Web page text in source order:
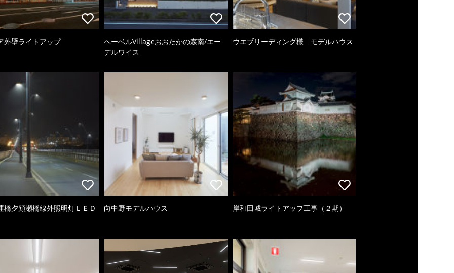
外壁ライトアップ
ヘーベルVillageおおたかの森南/エー
デルワイス
ウエブリーディング様 モデルハウス
橋夕顔瀬橋線外照明灯ＬＥＤ 向中野モデルハウス 岸和田城ライトアップ工事（２期）